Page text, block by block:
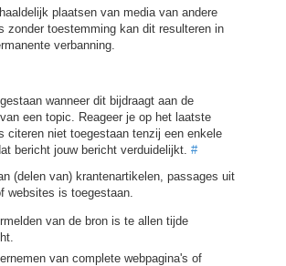
plaatsen van media van andere
zonder toestemming kan dit resulteren in
verbanning.
wanneer dit bijdraagt aan de
een topic. Reageer je op het laatste
citeren niet toegestaan tenzij een enkele
bericht jouw bericht verduidelijkt. #
(delen van) krantenartikelen, passages uit
websites is toegestaan.
van de bron is te allen tijde
van complete webpagina's of